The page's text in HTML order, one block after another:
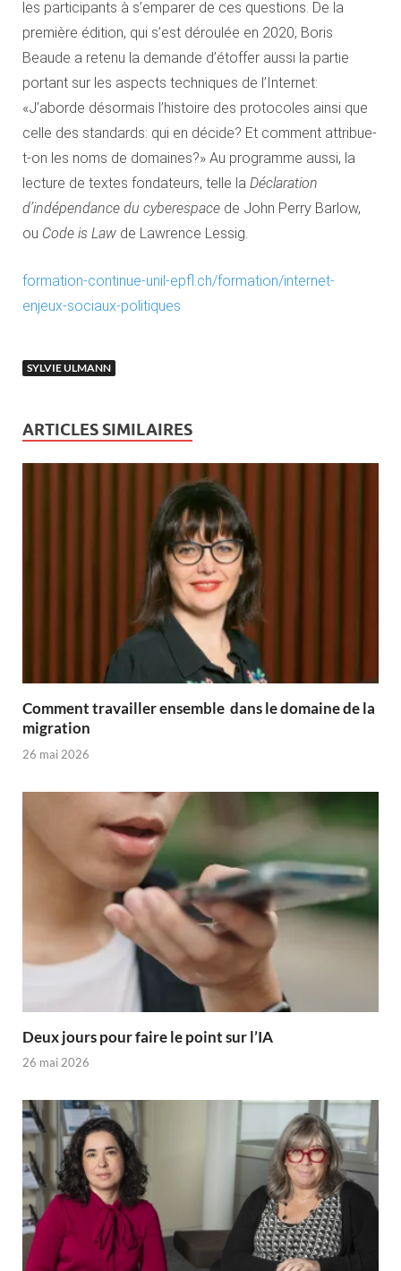
les participants à s’emparer de ces questions. De la
première édition, qui s’est déroulée en 2020, Boris
Beaude a retenu la demande d’étoffer aussi la partie
portant sur les aspects techniques de l’Internet:
«J’aborde désormais l’histoire des protocoles ainsi que
celle des standards: qui en décide? Et comment attribue-
t-on les noms de domaines?» Au programme aussi, la
lecture de textes fondateurs, telle la Déclaration
d’indépendance du cyberespace de John Perry Barlow,
ou Code is Law de Lawrence Lessig.
formation-continue-unil-epfl.ch/formation/internet-
enjeux-sociaux-politiques
SYLVIE ULMANN
ARTICLES SIMILAIRES
Comment travailler ensemble dans le domaine de la
migration
26 mai 2026
Deux jours pour faire le point sur l’IA
26 mai 2026